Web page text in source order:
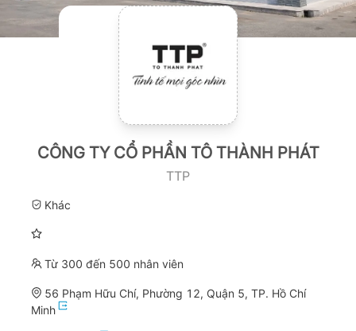
CÔNG TY CỔ PHẦN TÔ THÀNH PHÁT
TTP
Khác
Từ 300 đến 500 nhân viên
56 Phạm Hữu Chí, Phường 12, Quận 5, TP. Hồ Chí
Minh